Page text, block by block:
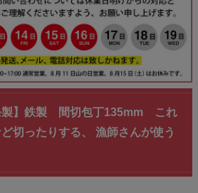
製】鉄製 間切包丁135mm これ
切ったりする、 漁師さんが使う